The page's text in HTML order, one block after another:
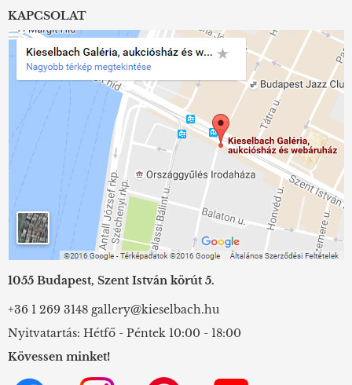
KAPCSOLAT
1055 Budapest, Szent István körút 5.
+36 1 269 3148 gallery@kieselbach.hu
Nyitvatartás: Hétfő - Péntek 10:00 - 18:00
Kövessen minket!